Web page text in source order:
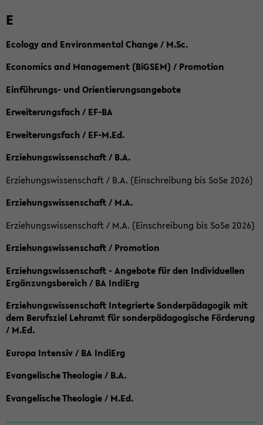
E
Ecology and Environmental Change / M.Sc.
Economics and Management (BiGSEM) / Promotion
Einführungs- und Orientierungsangebote
Erweiterungsfach / EF-BA
Erweiterungsfach / EF-M.Ed.
Erziehungswissenschaft / B.A.
Erziehungswissenschaft / B.A. (Einschreibung bis SoSe 2026)
Erziehungswissenschaft / M.A.
Erziehungswissenschaft / M.A. (Einschreibung bis SoSe 2026)
Erziehungswissenschaft / Promotion
Erziehungswissenschaft - Angebote für den Individuellen
Ergänzungsbereich / BA IndiErg
Erziehungswissenschaft Integrierte Sonderpädagogik mit
dem Berufsziel Lehramt für sonderpädagogische Förderung
/ M.Ed.
Europa Intensiv / BA IndiErg
Evangelische Theologie / B.A.
Evangelische Theologie / M.Ed.